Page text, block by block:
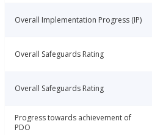
Overall Implementation Progress (IP)
Overall Safeguards Rating
Overall Safeguards Rating
Progress towards achievement of
PDO